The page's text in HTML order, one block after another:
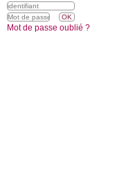
Mot de passe oublié ?